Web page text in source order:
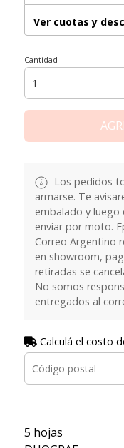
Ver cuotas y
Cantidad
Los pedidos
armarse. Te
embalado y
enviar por moto.
Correo Argentino
en showroom,
retiradas se
No somos
entregados al
Calculá el costo
5 hojas